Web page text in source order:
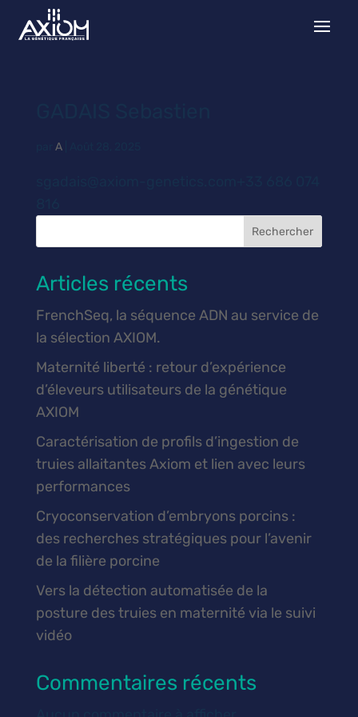
A|
Rechercher
Articles récents
FrenchSeq, la séquence ADN au service de
la sélection AXIOM.
Maternité liberté : retour d’expérience
d’éleveurs utilisateurs de la génétique
AXIOM
Caractérisation de profils d’ingestion de
truies allaitantes Axiom et lien avec leurs
performances
Cryoconservation d’embryons porcins :
des recherches stratégiques pour l’avenir
de la filière porcine
Vers la détection automatisée de la
posture des truies en maternité via le suivi
vidéo
Commentaires récents